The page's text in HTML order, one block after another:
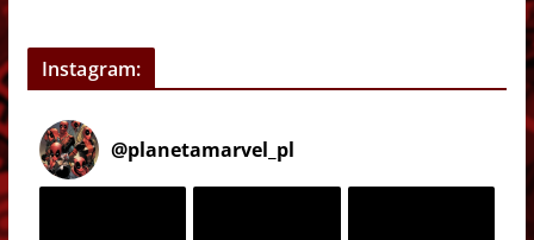
Instagram:
@planetamarvel_pl